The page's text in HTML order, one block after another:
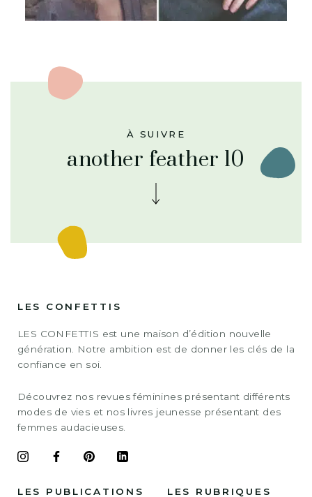
À SUIVRE
another feather 10
LES CONFETTIS
LES CONFETTIS est une maison d’édition nouvelle
génération. Notre ambition est de donner les clés de la
confiance en soi.
Découvrez nos revues féminines présentant différents
modes de vies et nos livres jeunesse présentant des
femmes audacieuses.
LES PUBLICATIONS LES RUBRIQUES